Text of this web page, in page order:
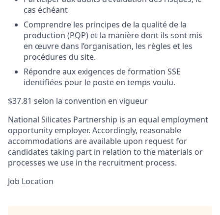
cas échéant
Comprendre les principes de la qualité de la
production (PQP) et la manière dont ils sont mis
en œuvre dans l’organisation, les règles et les
procédures du site.
Répondre aux exigences de formation SSE
identifiées pour le poste en temps voulu.
$37.81 selon la convention en vigueur
National Silicates Partnership is an equal employment
opportunity employer. Accordingly, reasonable
accommodations are available upon request for
candidates taking part in relation to the materials or
processes we use in the recruitment process.
Job Location